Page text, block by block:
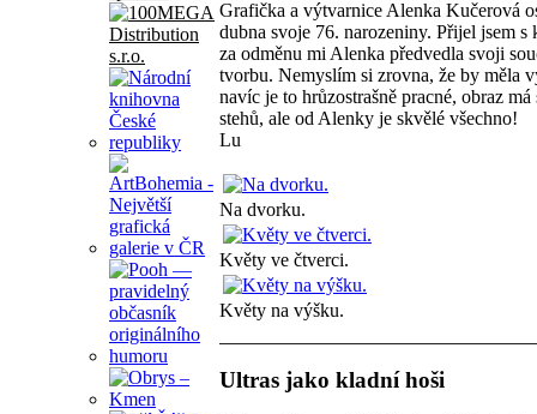
Grafička a výtvarnice Alenka Kučerová
dubna svoje 76. narozeniny. Přijel jsem s
za odměnu mi Alenka předvedla svoji
tvorbu. Nemyslím si zrovna, že by měla
navíc je to hrůzostrašně pracné, obraz má
stehů, ale od Alenky je skvělé všechno!
Lu
Na dvorku.
Květy ve čtverci.
Květy na výšku.
Ultras jako kladní hoši